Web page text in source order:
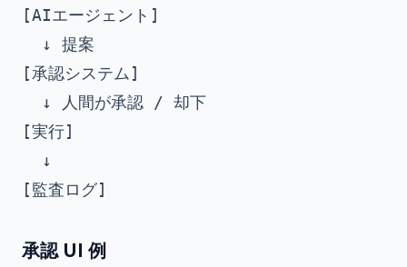
[AIエージェント]
  ↓ 提案
[承認システム]
  ↓ 人間が承認 / 却下
[実行]
  ↓
承認 UI 例